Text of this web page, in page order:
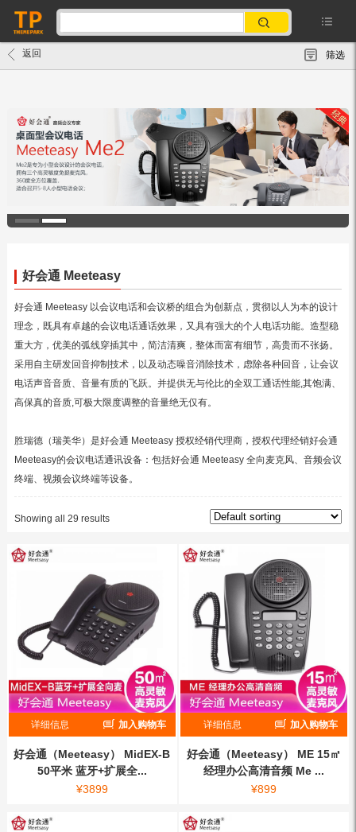
返回 筛选
好会通 Meeteasy
好会通 Meeteasy 以会议电话和会议桥的组合为创新点，贯彻以人为本的设计
理念，既具有卓越的会议电话通话效果，又具有强大的个人电话功能。造型稳
重大方，优美的弧线穿插其中，简洁清爽，整体而富有细节，高贵而不张扬。
采用自主研发回音抑制技术，以及动态噪音消除技术，虑除各种回音，让会议
电话声音音质、音量有质的飞跃。并提供无与伦比的全双工通话性能,其饱满、
高保真的音质,可极大限度调整的音量绝无仅有。
胜瑞德（瑞美华）是好会通 Meeteasy 授权经销代理商，授权代理经销好会通
Meeteasy的会议电话通讯设备：包括好会通 Meeteasy 全向麦克风、音频会议
终端、视频会议终端等设备。
Showing all 29 results
详细信息 加入购物车
好会通（Meeteasy） MidEX-B
50平米 蓝牙+扩展全...
¥3899
详细信息 加入购物车
好会通（Meeteasy） ME 15㎡
经理办公高清音频 Me ...
¥899